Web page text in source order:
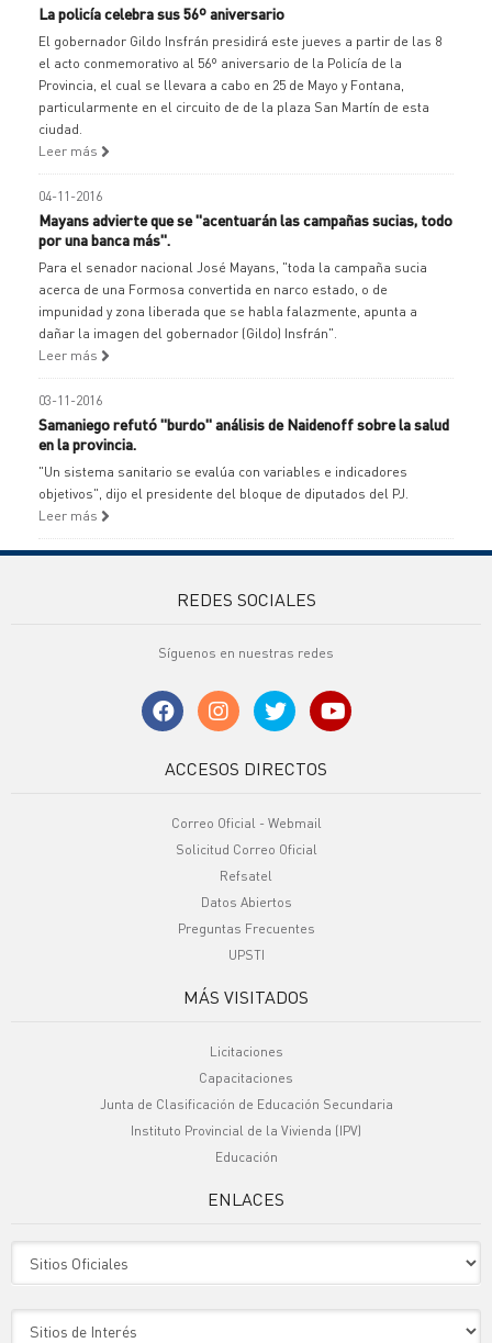
La policía celebra sus 56º aniversario
El gobernador Gildo Insfrán presidirá este jueves a partir de las 8
el acto conmemorativo al 56º aniversario de la Policía de la
Provincia, el cual se llevara a cabo en 25 de Mayo y Fontana,
particularmente en el circuito de de la plaza San Martín de esta
ciudad.
Leer más
04-11-2016
Mayans advierte que se "acentuarán las campañas sucias, todo
por una banca más".
Para el senador nacional José Mayans, "toda la campaña sucia
acerca de una Formosa convertida en narco estado, o de
impunidad y zona liberada que se habla falazmente, apunta a
dañar la imagen del gobernador (Gildo) Insfrán".
Leer más
03-11-2016
Samaniego refutó "burdo" análisis de Naidenoff sobre la salud
en la provincia.
"Un sistema sanitario se evalúa con variables e indicadores
objetivos", dijo el presidente del bloque de diputados del PJ.
Leer más
REDES SOCIALES
Síguenos en nuestras redes
ACCESOS DIRECTOS
Correo Oficial - Webmail
Solicitud Correo Oficial
Refsatel
Datos Abiertos
Preguntas Frecuentes
UPSTI
MÁS VISITADOS
Licitaciones
Capacitaciones
Junta de Clasificación de Educación Secundaria
Instituto Provincial de la Vivienda (IPV)
Educación
ENLACES